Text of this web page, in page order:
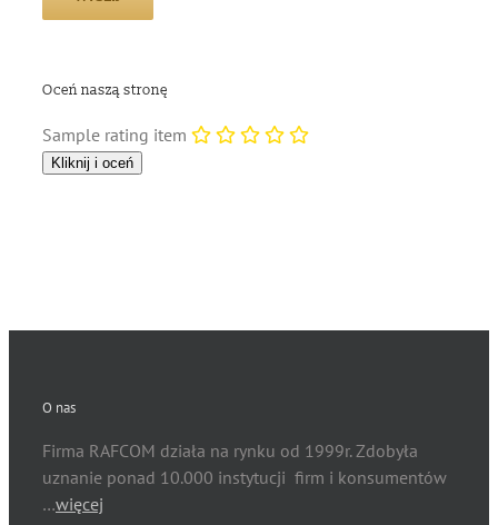
Oceń naszą stronę
Sample rating item
O nas
Firma RAFCOM działa na rynku od 1999r. Zdobyła
uznanie ponad 10.000 instytucji firm i konsumentów
…więcej